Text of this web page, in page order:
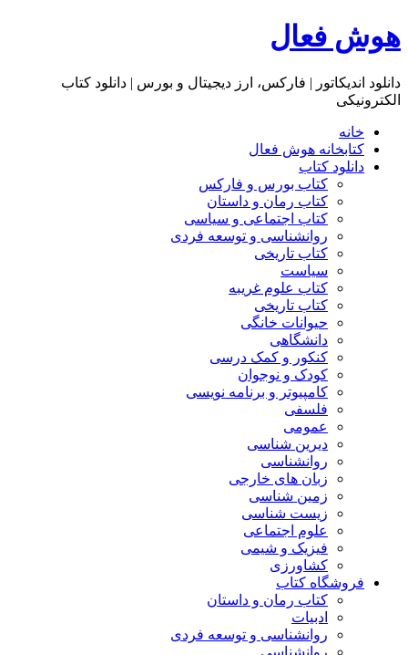
هوش فعال
دانلود اندیکاتور | فارکس، ارز دیجیتال و بورس | دانلود کتاب
الکترونیکی
خانه
کتابخانه هوش فعال
دانلود کتاب
کتاب بورس و فارکس
کتاب رمان و داستان
کتاب اجتماعی و سیاسی
روانشناسی و توسعه فردی
کتاب تاریخی
سیاست
کتاب علوم غریبه
کتاب تاریخی
حیوانات خانگی
دانشگاهی
کنکور و کمک‌ درسی
کودک و نوجوان
کامپیوتر و برنامه نویسی
فلسفی
عمومی
دیرین شناسی
روانشناسی
زبان های خارجی
زمین شناسی
زیست شناسی
علوم اجتماعی
فیزیک و شیمی
کشاورزی
فروشگاه کتاب
کتاب رمان و داستان
ادبیات
روانشناسی و توسعه فردی
روانشناسی